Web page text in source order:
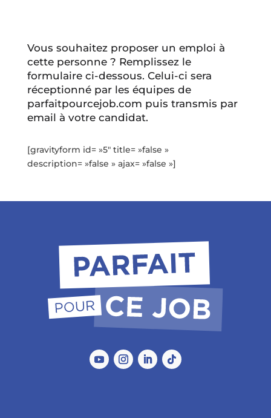
Vous souhaitez proposer un emploi à
cette personne ? Remplissez le
formulaire ci-dessous. Celui-ci sera
réceptionné par les équipes de
parfaitpourcejob.com puis transmis par
email à votre candidat.
[gravityform id= »5″ title= »false »
description= »false » ajax= »false »]